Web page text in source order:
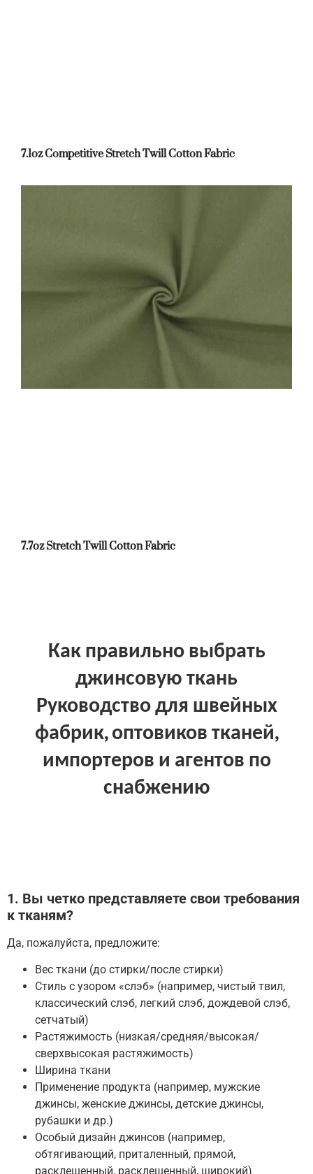
7.1oz Competitive Stretch Twill Cotton Fabric
7.7oz Stretch Twill Cotton Fabric
Как правильно выбрать
джинсовую ткань
Руководство для швейных
фабрик, оптовиков тканей,
импортеров и агентов по
снабжению
1. Вы четко представляете свои требования
к тканям?
Да, пожалуйста, предложите:
Вес ткани (до стирки/после стирки)
Стиль с узором «слэб» (например, чистый твил,
классический слэб, легкий слэб, дождевой слэб,
сетчатый)
Растяжимость (низкая/средняя/высокая/
сверхвысокая растяжимость)
Ширина ткани
Применение продукта (например, мужские
джинсы, женские джинсы, детские джинсы,
рубашки и др.)
Особый дизайн джинсов (например,
обтягивающий, приталенный, прямой,
расклешенный, расклешенный, широкий)